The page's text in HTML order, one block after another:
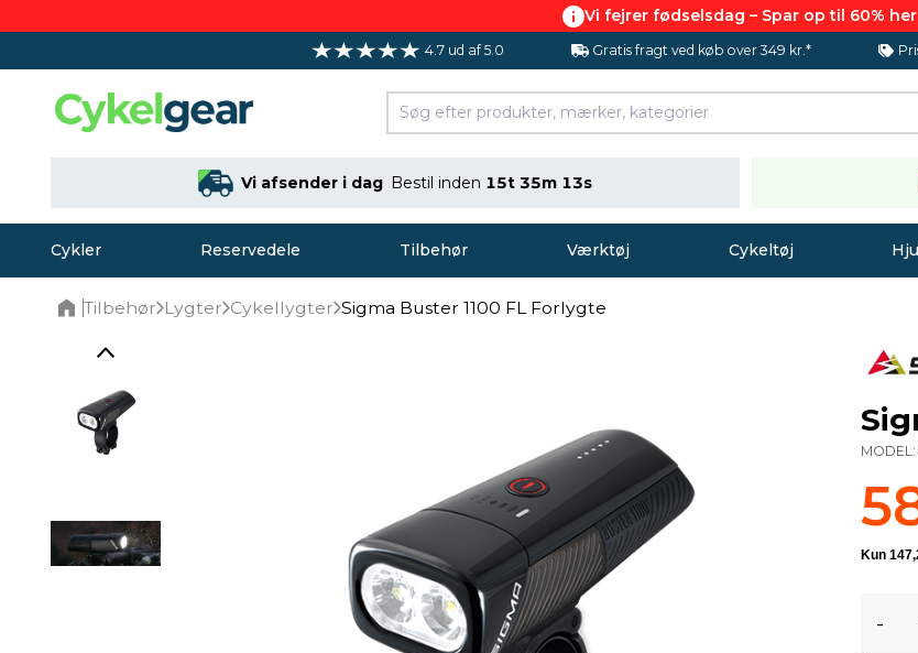
Vi fejrer fødselsdag – Spar op til 60% her
4.7 ud af 5.0 Gratis fragt ved køb over 349 kr.*
Vi afsender i dag Bestil inden 15t 35m 12s
Cykler Reservedele Tilbehør Værktøj Cykeltøj
Tilbehør Lygter Cykellygter Sigma Buster 1100 FL Forlygte
-